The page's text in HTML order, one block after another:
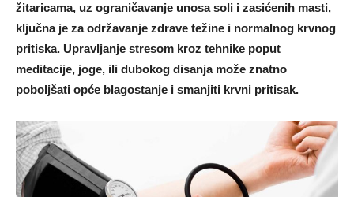
žitaricama, uz ograničavanje unosa soli i zasićenih masti,
ključna je za održavanje zdrave težine i normalnog krvnog
pritiska. Upravljanje stresom kroz tehnike poput
meditacije, joge, ili dubokog disanja može znatno
poboljšati opće blagostanje i smanjiti krvni pritisak.